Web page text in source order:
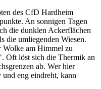
des CfD Hardheim
An sonnigen Tagen
die dunklen Ackerflächen
die umliegenden Wiesen.
Wolke am Himmel zu
Oft löst sich die Thermik an
ab. Wer hier
und eng eindreht, kann